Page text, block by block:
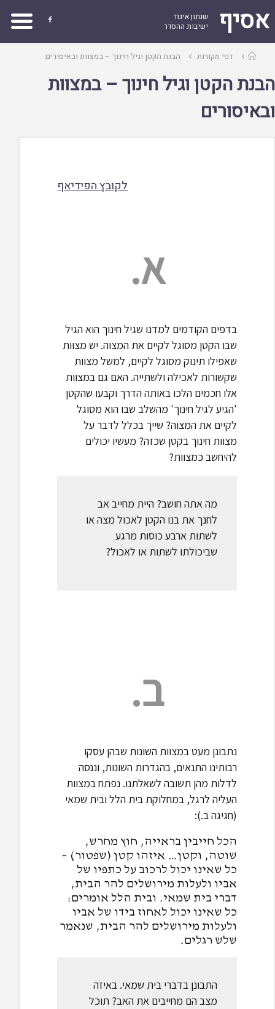
אסיף
שנתון איגוד
ישיבות ההסדר

עמודדפי מקורות הבנת הקטן וגיל חינוך – במצוות ובאיסורים
הבנת הקטן וגיל חינוך – במצוות
ובאיסורים
לקובץ הפידיאף
א.
בדפים הקודמים למדנו שגיל חינוך הוא הגיל
שבו הקטן מסוגל לקיים את המצוה. יש מצוות
שאפילו תינוק מסוגל לקיים, למשל מצוות
שקשורות לאכילה ולשתייה. האם גם במצוות
אלו חכמים הלכו באותה הדרך וקבעו שהקטן
'הגיע לגיל חינוך' מהשלב שבו הוא מסוגל
לקיים את המצוה? שייך בכלל לדבר על
מצוות חינוך בקטן שכזה? מעשיו יכולים
להיחשב כמצוות?
מה אתה חושב? היית מחייב אב
לחנך את בנו הקטן לאכול מצה או
לשתות ארבע כוסות מרגע
שביכולתו לשתות או לאכול?
ב.
נתבונן מעט במצוות השונות שבהן עסקו
רבותינו התנאים, בהגדרות השונות, וננסה
לדלות מהן תשובה לשאלתנו. נפתח במצוות
העליה לרגל, במחלוקת בית הלל ובית שמאי
(חגיגה ב.):
הכל חייבין בראייה, חוץ מחרש,
שוטה, וקטן… איזהו קטן (שפטור) –
כל שאינו יכול לרכוב על כתפיו של
אביו ולעלות מירושלים להר הבית,
דברי בית שמאי. ובית הלל אומרים:
כל שאינו יכול לאחוז בידו של אביו
ולעלות מירושלים להר הבית, שנאמר
שלש רגלים.
התבונן בדברי בית שמאי. באיזה
מצב הם מחייבים את האב? תוכל